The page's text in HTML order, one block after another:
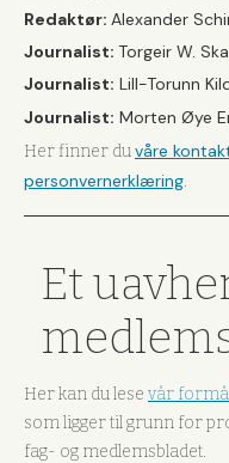
Redaktør: Alexander
Journalist: Torgeir W.
Journalist: Lill-Torunn
Journalist: Morten Øye
Her finner duvåre
personvernerklæring.
Et
Her kan du lese vår
som ligger til grunn for
fag- og medlemsbladet.